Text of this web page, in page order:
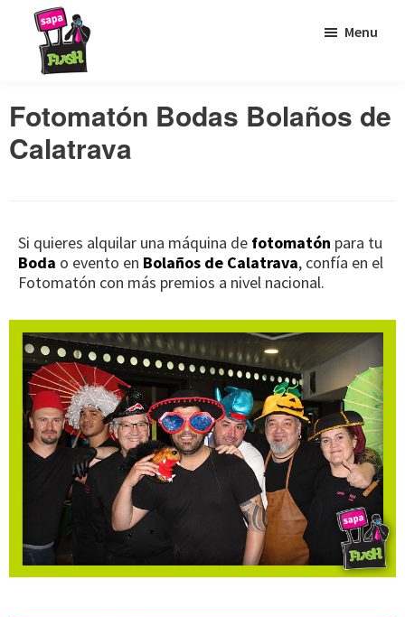
Saltar
principal
Saltar
contenido
Saltar
página
para
bodas
Menu
Fotomatón Bodas Bolaños de
Calatrava
Si quieres alquilar una máquina de fotomatón para tu
Boda o evento en Bolaños de Calatrava, confía en el
Fotomatón con más premios a nivel nacional.